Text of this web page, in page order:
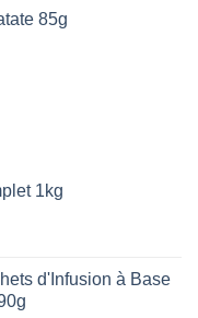
85g
1kg
d'Infusion à Base